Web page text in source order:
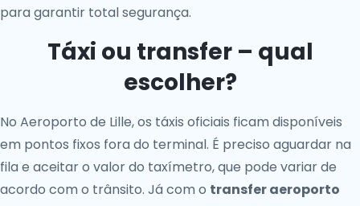
para garantir total segurança.
Táxi ou transfer – qual
escolher?
No Aeroporto de Lille, os táxis oficiais ficam disponíveis
em pontos fixos fora do terminal. É preciso aguardar na
fila e aceitar o valor do taxímetro, que pode variar de
acordo com o trânsito. Já com o transfer aeroporto